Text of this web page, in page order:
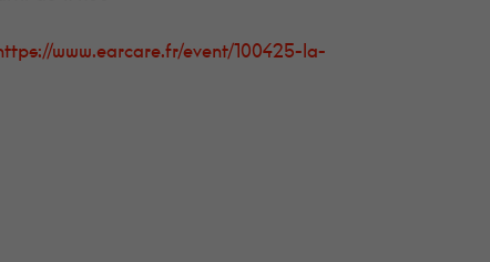
www.earcare.fr/event/100425-la-